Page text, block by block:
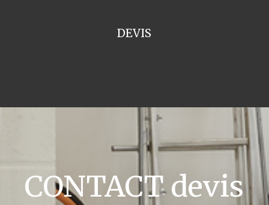
DEVIS
CONTACT devis